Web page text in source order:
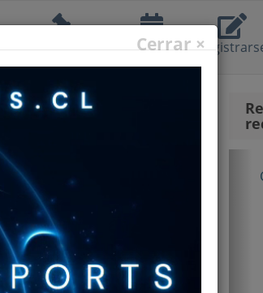
Reglamento Calendario
Cerrar ×